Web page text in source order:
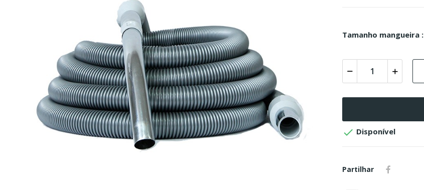
Tamanho mangueira :
 Disponível
Partilhar